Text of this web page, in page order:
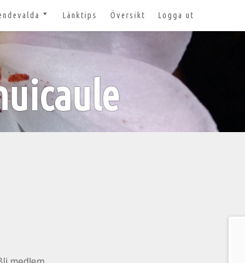
tips 2026-03-20
för
Länktips Översikt Logga ut